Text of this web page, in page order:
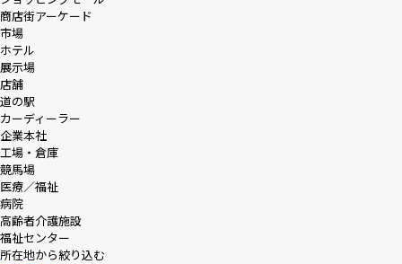
商店街アーケード
市場
ホテル
展示場
店舗
道の駅
カーディーラー
企業本社
工場・倉庫
競馬場
医療／福祉
病院
高齢者介護施設
福祉センター
所在地から絞り込む